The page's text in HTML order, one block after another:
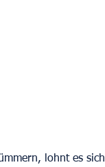
lohnt es sich